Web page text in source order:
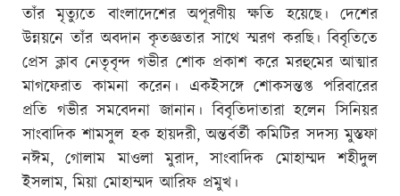
তাঁর মৃত্যুতে বাংলাদেশের অপূরণীয় ক্ষতি হয়েছে। দেশের
উন্নয়নে তাঁর অবদান কৃতজ্ঞতার সাথে স্মরণ করছি। বিবৃতিতে
প্রেস ক্লাব নেতৃবৃন্দ গভীর শোক প্রকাশ করে মরহুমের আত্মার
মাগফেরাত কামনা করেন। একইসঙ্গে শোকসন্তপ্ত পরিবারের
প্রতি গভীর সমবেদনা জানান। বিবৃতিদাতারা হলেন সিনিয়র
সাংবাদিক শামসুল হক হায়দরী, অন্তর্বর্তী কমিটির সদস্য মুস্তফা
নঈম, গোলাম মাওলা মুরাদ, সাংবাদিক মোহাম্মদ শহীদুল
ইসলাম, মিয়া মোহাম্মদ আরিফ প্রমুখ।